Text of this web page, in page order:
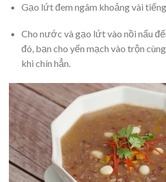
Gạo lứt đem ngâm khoảng vài
Cho nước và gạo lứt vào nồi nấu
đó, bạn cho yến mạch vào trộn
khi chín hẳn.